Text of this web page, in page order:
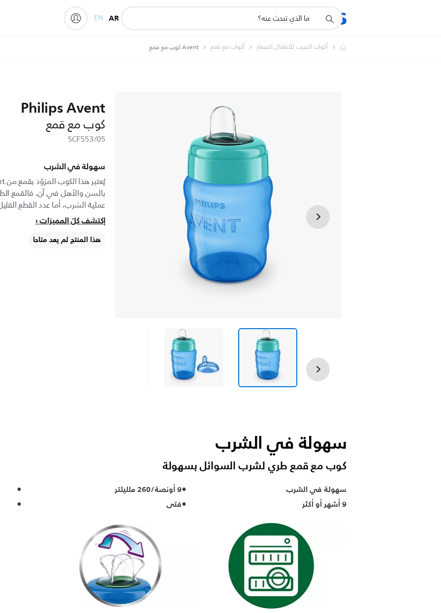
المنتجات
أيقونة
دعم
AR
EN
أكواب الشرب للأطفال الصغار أكواب مع قمع Avent كوب مع قمع
Philips Avent
كوب مع قمع
SCF553/05
سهولة في الشرب
بالسن والأهل في آن. فالقمع
عملية الشرب، أما عدد القطع
إكتشف كلّ المميزات
هذا المنتج لم يعد متاحا
سهولة في الشرب
كوب مع قمع طري لشرب السوائل بسهولة
سهولة في الشرب
9 أونصة/260 ملليلتر
9 أشهر أو أكثر
فتى